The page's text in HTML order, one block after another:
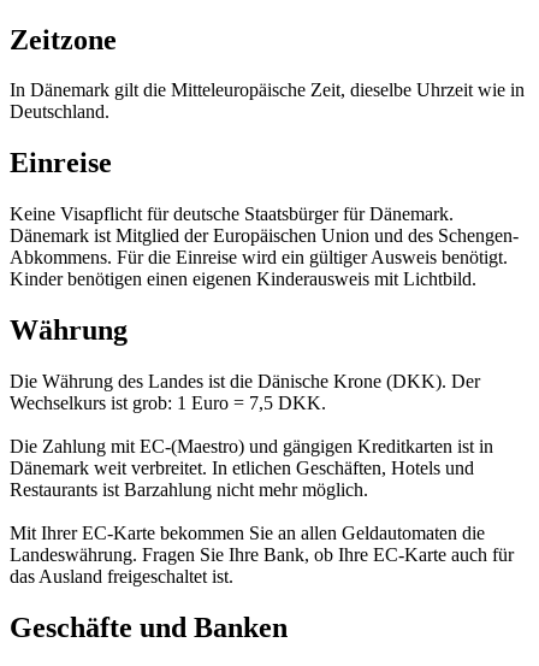
Zeitzone
In Dänemark gilt die Mitteleuropäische Zeit, dieselbe Uhrzeit wie in
Deutschland.
Einreise
Keine Visapflicht für deutsche Staatsbürger für Dänemark.
Dänemark ist Mitglied der Europäischen Union und des Schengen-
Abkommens. Für die Einreise wird ein gültiger Ausweis benötigt.
Kinder benötigen einen eigenen Kinderausweis mit Lichtbild.
Währung
Die Währung des Landes ist die Dänische Krone (DKK). Der
Wechselkurs ist grob: 1 Euro = 7,5 DKK.
Die Zahlung mit EC-(Maestro) und gängigen Kreditkarten ist in
Dänemark weit verbreitet. In etlichen Geschäften, Hotels und
Restaurants ist Barzahlung nicht mehr möglich.
Mit Ihrer EC-Karte bekommen Sie an allen Geldautomaten die
Landeswährung. Fragen Sie Ihre Bank, ob Ihre EC-Karte auch für
das Ausland freigeschaltet ist.
Geschäfte und Banken